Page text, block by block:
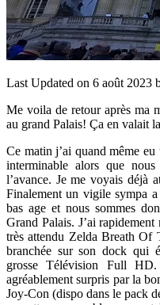
Last Updated on 6 août 2023
Me voila de retour après ma
au grand Palais! Ça en valait
Ce matin j’ai quand même
interminable alors que
l’avance. Je me voyais
Finalement un vigile sympa
bas age et nous sommes
Grand Palais. J’ai
très attendu Zelda Breath
branchée sur son dock qui
grosse Télévision Full
agréablement surpris par la
Joy-Con (dispo dans le pack